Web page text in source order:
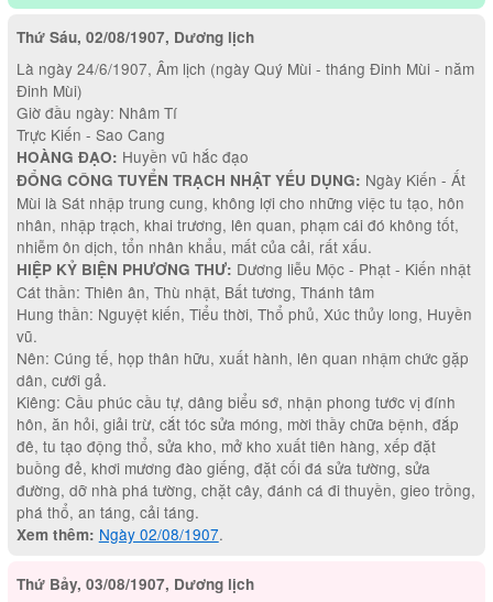
Thứ Sáu, 02/08/1907, Dương lịch
Là ngày 24/6/1907, Âm lịch (ngày Quý Mùi - tháng Đinh Mùi - năm
Đinh Mùi)
Giờ đầu ngày: Nhâm Tí
Trực Kiến - Sao Cang
HOÀNG ĐẠO: Huyền vũ hắc đạo
ĐỔNG CÔNG TUYỂN TRẠCH NHẬT YẾU DỤNG: Ngày Kiến - Ất
Mùi là Sát nhập trung cung, không lợi cho những việc tu tạo, hôn
nhân, nhập trạch, khai trương, lên quan, phạm cái đó không tốt,
nhiễm ôn dịch, tổn nhân khẩu, mất của cải, rất xấu.
HIỆP KỶ BIỆN PHƯƠNG THƯ: Dương liễu Mộc - Phạt - Kiến nhật
Cát thần: Thiên ân, Thù nhật, Bất tương, Thánh tâm
Hung thần: Nguyệt kiến, Tiểu thời, Thổ phủ, Xúc thủy long, Huyền
vũ.
Nên: Cúng tế, họp thân hữu, xuất hành, lên quan nhậm chức gặp
dân, cưới gả.
Kiêng: Cầu phúc cầu tự, dâng biểu sớ, nhận phong tước vị đính
hôn, ăn hỏi, giải trừ, cắt tóc sửa móng, mời thầy chữa bệnh, đắp
đê, tu tạo động thổ, sửa kho, mở kho xuất tiên hàng, xếp đặt
buồng đẻ, khơi mương đào giếng, đặt cối đá sửa tường, sửa
đường, dỡ nhà phá tường, chặt cây, đánh cá đi thuyền, gieo trồng,
phá thổ, an táng, cải táng.
Xem thêm: Ngày 02/08/1907.
Thứ Bảy, 03/08/1907, Dương lịch